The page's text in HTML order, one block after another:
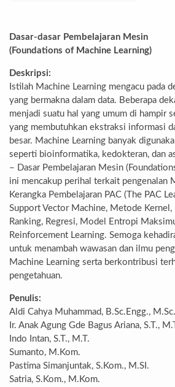
Dasar-dasar Pembelajaran Mesin
(Foundations of Machine Learning)
Deskripsi:
Istilah Machine Learning mengacu pada
yang bermakna dalam data. Beberapa
menjadi suatu hal yang umum di hampir
yang membutuhkan ekstraksi informasi
besar. Machine Learning banyak
seperti bioinformatika, kedokteran, dan
– Dasar Pembelajaran Mesin
ini mencakup perihal terkait pengenalan
Kerangka Pembelajaran PAC (The PAC
Support Vector Machine, Metode Kernel,
Ranking, Regresi, Model Entropi
Reinforcement Learning. Semoga
untuk menambah wawasan dan ilmu
Machine Learning serta berkontribusi
pengetahuan.
Penulis:
Aldi Cahya Muhammad, B.Sc.Engg.,
Ir. Anak Agung Gde Bagus Ariana, S.T.,
Indo Intan, S.T., M.T.
Sumanto, M.Kom.
Pastima Simanjuntak, S.Kom., M.SI.
Satria, S.Kom., M.Kom.